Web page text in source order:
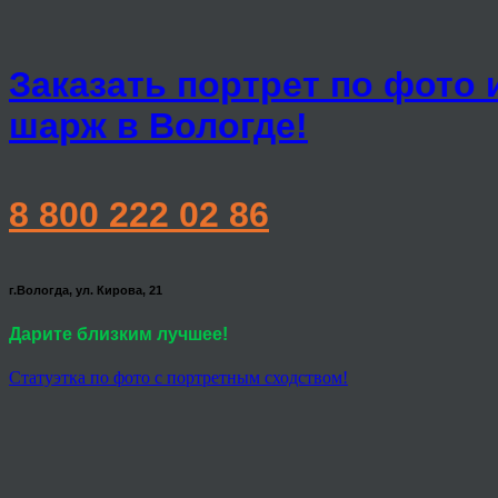
Заказать портрет по фото
шарж в Вологде!
8 800 222 02 86
г.Вологда, ул. Кирова, 21
Дарите близким лучшее!
Статуэтка по фото с портретным сходством!